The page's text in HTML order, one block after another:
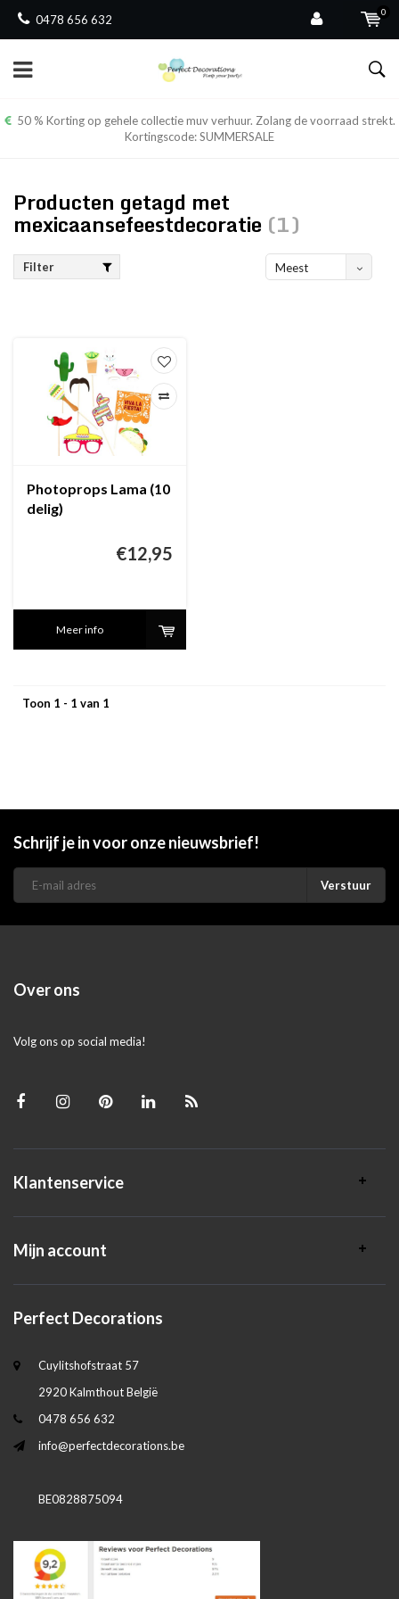
0478 656 632
0
50 % Korting op gehele collectie muv verhuur. Zolang de voorraad strekt.
Kortingscode: SUMMERSALE
Producten getagd met
mexicaansefeestdecoratie (1)
Filter
Meest
Photoprops Lama (10
delig)
€12,95
Meer info
Toon 1 - 1 van 1
Schrijf je in voor onze nieuwsbrief!
Verstuur
Over ons
Volg ons op social media!
Klantenservice
Mijn account
Perfect Decorations
Cuylitshofstraat 57
2920 Kalmthout België
0478 656 632
info@perfectdecorations.be
BE0828875094